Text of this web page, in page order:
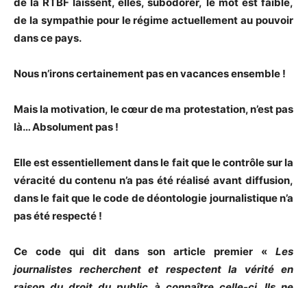
de la sympathie pour le régime actuellement au pouvoir
dans ce pays.
Nous n’irons certainement pas en vacances ensemble !
Mais la motivation, le cœur de ma protestation, n’est pas
là… Absolument pas !
Elle est essentiellement dans le fait que le contrôle sur la
véracité du contenu n’a pas été réalisé avant diffusion,
dans le fait que le code de déontologie journalistique n’a
pas été respecté !
Ce code qui dit dans son article premier « Les
journalistes recherchent et respectent la vérité en